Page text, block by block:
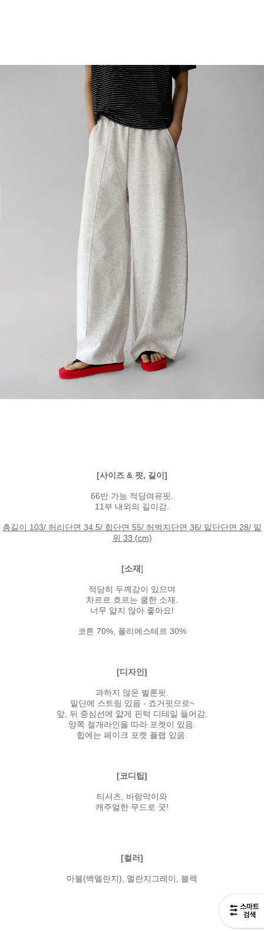
[사이즈 & 핏, 길이]
66반 가능 적당여유핏.
11부 내외의 길이감.
총길이 103/ 허리단면 34.5/ 힙단면 55/ 허벅지단면 36/ 밑단단면 28/ 밑
위 33 (cm)
[소재]
적당히 두께감이 있으며
차르르 흐르는 쿨한 소재.
너무 얇지 않아 좋아요!
코튼 70%, 폴리에스테르 30%
[디자인]
과하지 않은 벌룬핏.
밑단에 스트링 있음 - 죠거핏으로~
앞, 뒤 중심선에 얇게 핀턱 디테일 들어감.
양쪽 절개라인을 따라 포켓이 있음.
힙에는 페이크 포켓 플랩 있음.
[코디팁]
티셔츠, 바람막이와
캐주얼한 무드로 굿!
[컬러]
마블(백멜란지), 멜란지그레이, 블랙